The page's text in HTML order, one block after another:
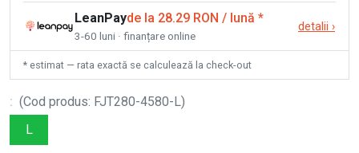
LeanPayde la 28.29 RON / lună *
3-60 luni · finanțare online
detalii ›
* estimat — rata exactă se calculează la check-out
: (Cod produs: FJT280-4580-L)
L